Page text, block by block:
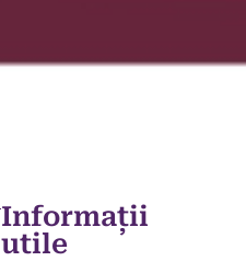
Informații
utile